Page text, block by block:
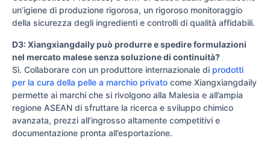
un’igiene di produzione rigorosa, un rigoroso monitoraggio
della sicurezza degli ingredienti e controlli di qualità affidabili.
D3: Xiangxiangdaily può produrre e spedire formulazioni
nel mercato malese senza soluzione di continuità?
Sì. Collaborare con un produttore internazionale di prodotti
per la cura della pelle a marchio privato come Xiangxiangdaily
permette ai marchi che si rivolgono alla Malesia e all’ampia
regione ASEAN di sfruttare la ricerca e sviluppo chimico
avanzata, prezzi all’ingrosso altamente competitivi e
documentazione pronta all’esportazione.